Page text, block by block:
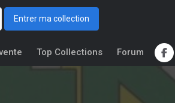
Entrer ma collection
Top Collections Forum